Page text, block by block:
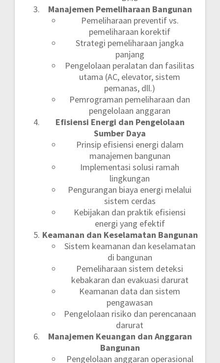
Manajemen Pemeliharaan Bangunan
Pemeliharaan preventif vs.
pemeliharaan korektif
Strategi pemeliharaan jangka
panjang
Pengelolaan peralatan dan fasilitas
utama (AC, elevator, sistem
pemanas, dll.)
Pemrograman pemeliharaan dan
pengelolaan anggaran
Efisiensi Energi dan Pengelolaan
Sumber Daya
Prinsip efisiensi energi dalam
manajemen bangunan
Implementasi solusi ramah
lingkungan
Pengurangan biaya energi melalui
sistem cerdas
Kebijakan dan praktik efisiensi
energi yang efektif
Keamanan dan Keselamatan Bangunan
Sistem keamanan dan keselamatan
di bangunan
Pemeliharaan sistem deteksi
kebakaran dan evakuasi darurat
Keamanan data dan sistem
pengawasan
Pengelolaan risiko dan perencanaan
darurat
Manajemen Keuangan dan Anggaran
Bangunan
Pengelolaan anggaran operasional